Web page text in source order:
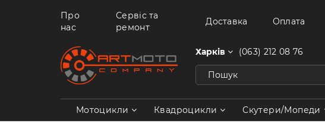
Про
нас
Сервіс та
ремонт
Доставка Оплата
Харків (063) 212 08 76
Мотоцикли Квадроцикли Скутери/Мопеди